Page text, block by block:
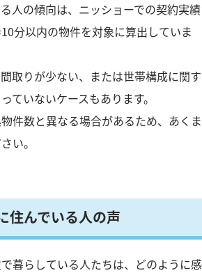
人の傾向は、ニッショーでの契約実績
分以内の物件を対象に算出していま
取りが少ない、または世帯構成に関す
ていないケースもあります。
件数と異なる場合があるため、あくま
い。
住んでいる人の声
暮らしている人たちは、どのように感